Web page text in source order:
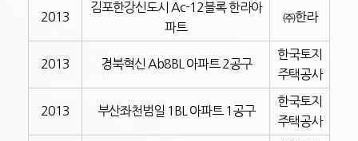
2013
김포한강신도시 Ac-12블록 한라아
파트
㈜한라
2013 경북혁신 Ab8BL 아파트 2공구
한국토지
주택공사
2013 부산좌천범일 1BL 아파트 1공구
한국토지
주택공사